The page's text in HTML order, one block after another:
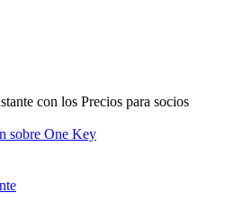
con los Precios para socios
sobre One Key